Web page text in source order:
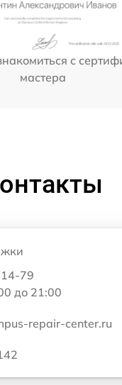
с
мастера
79
до 21:00
repair-center.ru